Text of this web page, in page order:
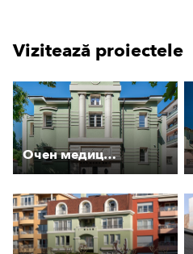
Vizitează proiectele
Очен медицински център